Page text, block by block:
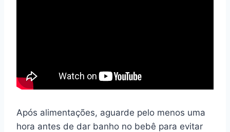
Após alimentações, aguarde pelo menos uma
hora antes de dar banho no bebê para evitar